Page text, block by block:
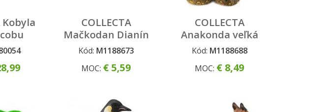
Kobyla
COLLECTA
Mačkodan Dianín
Kód: M1188673
MOC: € 5,59
COLLECTA
Anakonda veľká
Kód: M1188688
MOC: € 8,49